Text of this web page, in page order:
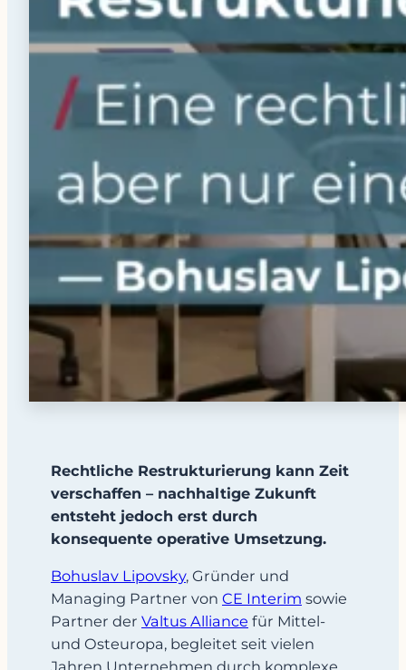
Rechtliche Restrukturierung kann Zeit
verschaffen – nachhaltige Zukunft
entsteht jedoch erst durch
konsequente operative Umsetzung.
Bohuslav Lipovsky, Gründer und
Managing Partner von CE Interim sowie
Partner der Valtus Alliance für Mittel-
und Osteuropa, begleitet seit vielen
Jahren Unternehmen durch komplexe